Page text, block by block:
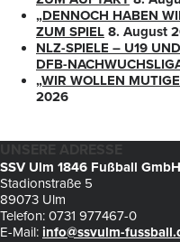
„DENNOCH HABEN
ZUM SPIEL 8. August
NLZ-SPIELE – U19
DFB-
„WIR WOLLEN
2026
UNSERE ADRESSE
SSV Ulm 1846 Fußball
Stadionstraße 5
89073 Ulm
Telefon: 0731 977467-0
E-Mail: info@ssvulm-